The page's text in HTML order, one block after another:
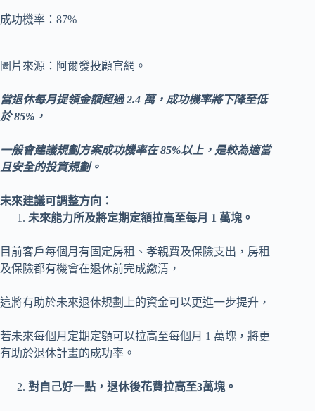
成功機率：87%
圖片來源：阿爾發投顧官網。
當退休每月提領金額超過 2.4 萬，成功機率將下降至低
於 85%，
一般會建議規劃方案成功機率在 85%以上，是較為適當
且安全的投資規劃。
未來建議可調整方向：
未來能力所及將定期定額拉高至每月 1 萬塊。
目前客戶每個月有固定房租、孝親費及保險支出，房租
及保險都有機會在退休前完成繳清，
這將有助於未來退休規劃上的資金可以更進一步提升，
若未來每個月定期定額可以拉高至每個月 1 萬塊，將更
有助於退休計畫的成功率。
對自己好一點，退休後花費拉高至3萬塊。